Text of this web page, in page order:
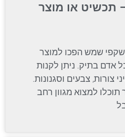
או מוצר
שמש הפכו למוצר
אדם בתיק. ניתן לקנות
צורות, צבעים וסגנונות.
למצוא מגוון רחב